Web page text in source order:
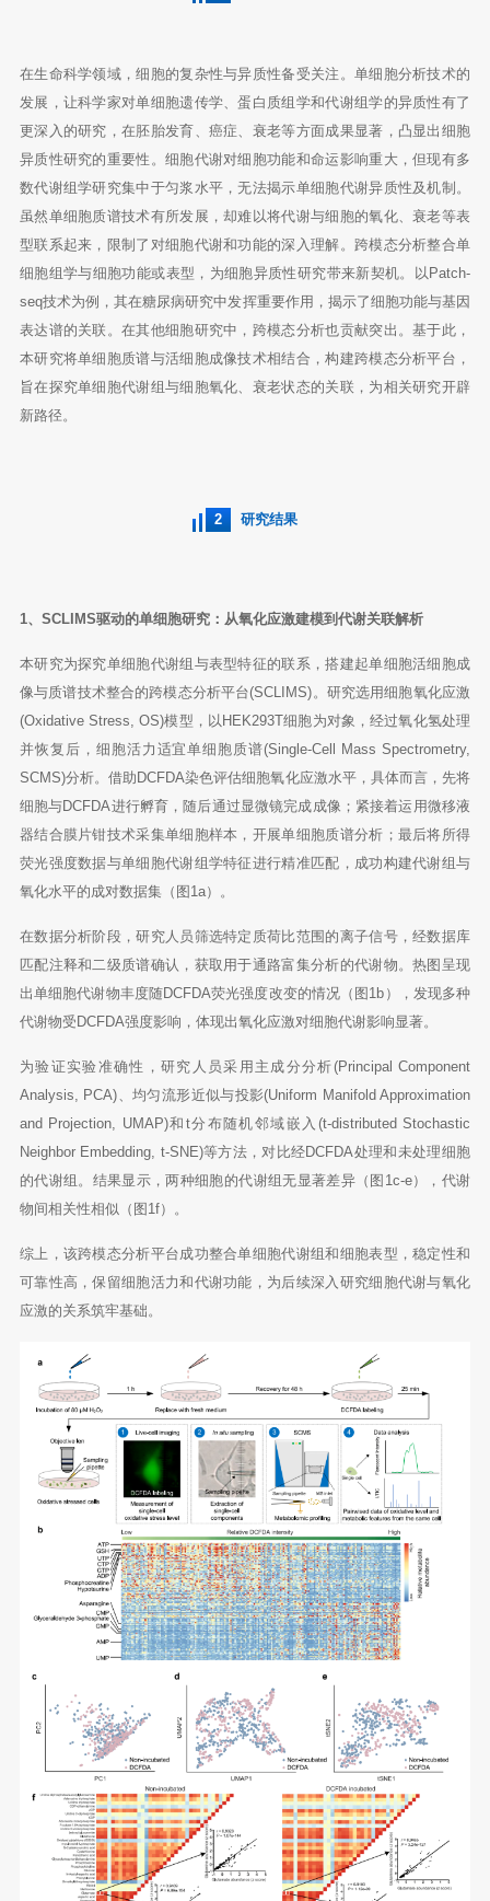
在生命科学领域，细胞的复杂性与异质性备受关注。单细胞分析技术的
发展，让科学家对单细胞遗传学、蛋白质组学和代谢组学的异质性有了
更深入的研究，在胚胎发育、癌症、衰老等方面成果显著，凸显出细胞
异质性研究的重要性。细胞代谢对细胞功能和命运影响重大，但现有多
数代谢组学研究集中于匀浆水平，无法揭示单细胞代谢异质性及机制。
虽然单细胞质谱技术有所发展，却难以将代谢与细胞的氧化、衰老等表
型联系起来，限制了对细胞代谢和功能的深入理解。跨模态分析整合单
细胞组学与细胞功能或表型，为细胞异质性研究带来新契机。以Patch-
seq技术为例，其在糖尿病研究中发挥重要作用，揭示了细胞功能与基因
表达谱的关联。在其他细胞研究中，跨模态分析也贡献突出。基于此，
本研究将单细胞质谱与活细胞成像技术相结合，构建跨模态分析平台，
旨在探究单细胞代谢组与细胞氧化、衰老状态的关联，为相关研究开辟
新路径。
2 研究结果
1、SCLIMS驱动的单细胞研究：从氧化应激建模到代谢关联解析
本研究为探究单细胞代谢组与表型特征的联系，搭建起单细胞活细胞成
像与质谱技术整合的跨模态分析平台(SCLIMS)。研究选用细胞氧化应激
(Oxidative Stress, OS)模型，以HEK293T细胞为对象，经过氧化氢处理
并恢复后，细胞活力适宜单细胞质谱(Single-Cell Mass Spectrometry,
SCMS)分析。借助DCFDA染色评估细胞氧化应激水平，具体而言，先将
细胞与DCFDA进行孵育，随后通过显微镜完成成像；紧接着运用微移液
器结合膜片钳技术采集单细胞样本，开展单细胞质谱分析；最后将所得
荧光强度数据与单细胞代谢组学特征进行精准匹配，成功构建代谢组与
氧化水平的成对数据集（图1a）。
在数据分析阶段，研究人员筛选特定质荷比范围的离子信号，经数据库
匹配注释和二级质谱确认，获取用于通路富集分析的代谢物。热图呈现
出单细胞代谢物丰度随DCFDA荧光强度改变的情况（图1b），发现多种
代谢物受DCFDA强度影响，体现出氧化应激对细胞代谢影响显著。
为验证实验准确性，研究人员采用主成分分析(Principal Component
Analysis, PCA)、均匀流形近似与投影(Uniform Manifold Approximation
and Projection, UMAP)和t分布随机邻域嵌入(t-distributed Stochastic
Neighbor Embedding, t-SNE)等方法，对比经DCFDA处理和未处理细胞
的代谢组。结果显示，两种细胞的代谢组无显著差异（图1c-e），代谢
物间相关性相似（图1f）。
综上，该跨模态分析平台成功整合单细胞代谢组和细胞表型，稳定性和
可靠性高，保留细胞活力和代谢功能，为后续深入研究细胞代谢与氧化
应激的关系筑牢基础。